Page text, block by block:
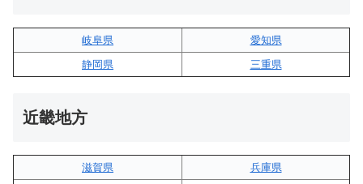
岐阜県
愛知県
静岡県
三重県
近畿地方
滋賀県
兵庫県